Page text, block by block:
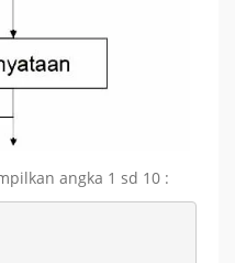
angka 1 sd 10 :